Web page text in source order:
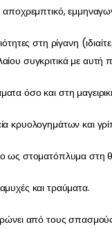
στη ρίγανη
συγκριτικά με
όσο και στη
κρυολογημάτων και
ως στοματόπλυμα
και τραύματα.
από τους